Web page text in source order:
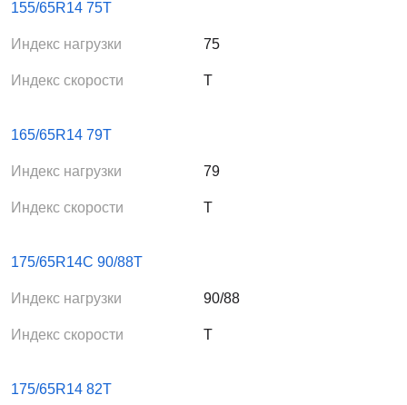
155/65R14 75T
Индекс нагрузки 75
Индекс скорости T
165/65R14 79T
Индекс нагрузки 79
Индекс скорости T
175/65R14C 90/88T
Индекс нагрузки 90/88
Индекс скорости T
175/65R14 82T